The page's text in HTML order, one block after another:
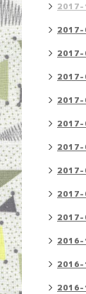
2017-
2017-
2017-
2017-
2017-
2017-
2017-
2017-
2017-
2017-
2016-
2016-
2016-